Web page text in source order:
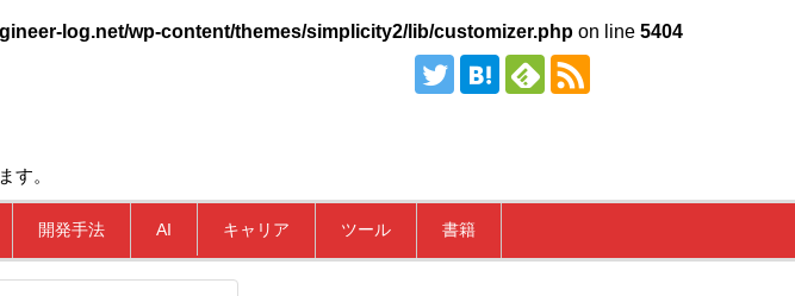
log.net/wp-content/themes/simplicity2/lib/customizer.php on line 5404
す。
開発手法 AI キャリア ツール 書籍